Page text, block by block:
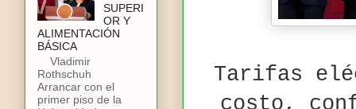
Tarifas
costo,
SUPERI
OR Y
ALIMENTACIÓN
BÁSICA
Vladimir
Rothschuh
Arrancar con el
primer piso de la